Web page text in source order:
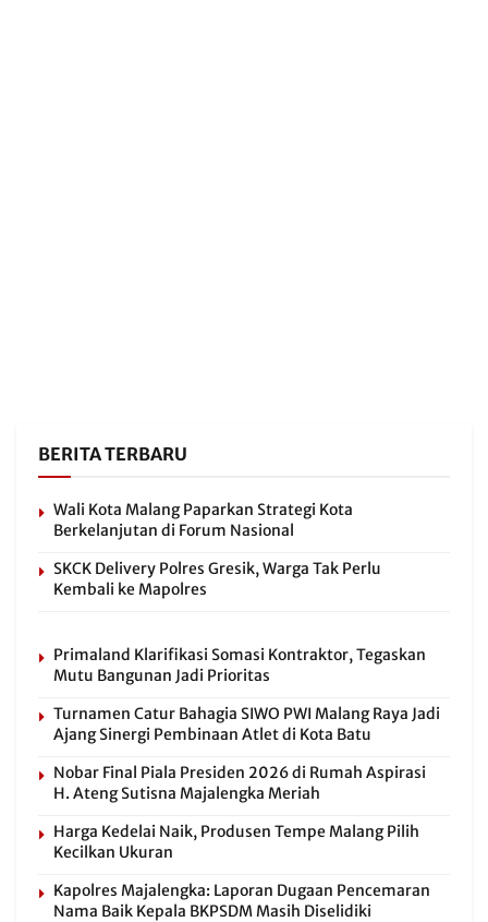
BERITA TERBARU
Wali Kota Malang Paparkan Strategi Kota
Berkelanjutan di Forum Nasional
SKCK Delivery Polres Gresik, Warga Tak Perlu
Kembali ke Mapolres
Primaland Klarifikasi Somasi Kontraktor, Tegaskan
Mutu Bangunan Jadi Prioritas
Turnamen Catur Bahagia SIWO PWI Malang Raya Jadi
Ajang Sinergi Pembinaan Atlet di Kota Batu
Nobar Final Piala Presiden 2026 di Rumah Aspirasi
H. Ateng Sutisna Majalengka Meriah
Harga Kedelai Naik, Produsen Tempe Malang Pilih
Kecilkan Ukuran
Kapolres Majalengka: Laporan Dugaan Pencemaran
Nama Baik Kepala BKPSDM Masih Diselidiki